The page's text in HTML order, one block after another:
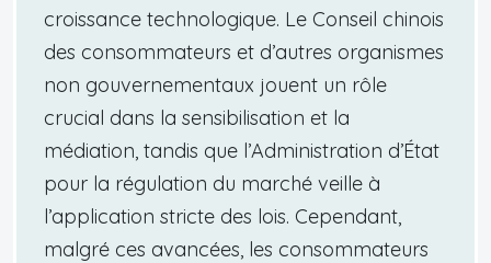
croissance technologique. Le Conseil chinois
des consommateurs et d’autres organismes
non gouvernementaux jouent un rôle
crucial dans la sensibilisation et la
médiation, tandis que l’Administration d’État
pour la régulation du marché veille à
l’application stricte des lois. Cependant,
malgré ces avancées, les consommateurs